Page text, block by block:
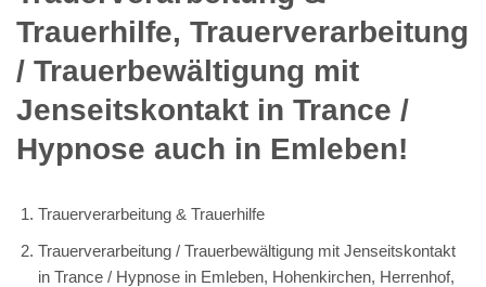
Trauerhilfe, Trauerverarbeitung
/ Trauerbewältigung mit
Jenseitskontakt in Trance /
Hypnose auch in Emleben!
Trauerverarbeitung & Trauerhilfe
Trauerverarbeitung / Trauerbewältigung mit Jenseitskontakt
in Trance / Hypnose in Emleben, Hohenkirchen, Herrenhof,